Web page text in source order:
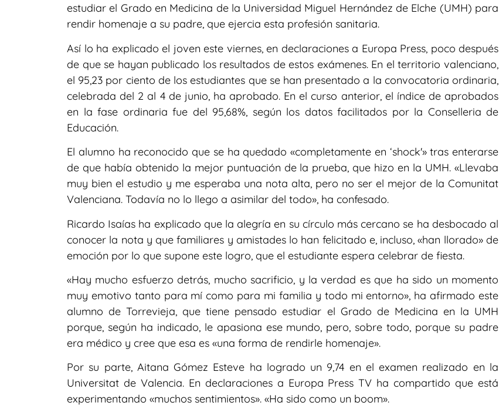
estudiar el Grado en Medicina de la Universidad Miguel Hernández de Elche (UMH) para
rendir homenaje a su padre, que ejercia esta profesión sanitaria.
Así lo ha explicado el joven este viernes, en declaraciones a Europa Press, poco después
de que se hayan publicado los resultados de estos exámenes. En el territorio valenciano,
el 95,23 por ciento de los estudiantes que se han presentado a la convocatoria ordinaria,
celebrada del 2 al 4 de junio, ha aprobado. En el curso anterior, el índice de aprobados
en la fase ordinaria fue del 95,68%, según los datos facilitados por la Conselleria de
Educación.
El alumno ha reconocido que se ha quedado «completamente en ‘shock'» tras enterarse
de que había obtenido la mejor puntuación de la prueba, que hizo en la UMH. «Llevaba
muy bien el estudio y me esperaba una nota alta, pero no ser el mejor de la Comunitat
Valenciana. Todavía no lo llego a asimilar del todo», ha confesado.
Ricardo Isaías ha explicado que la alegría en su círculo más cercano se ha desbocado al
conocer la nota y que familiares y amistades lo han felicitado e, incluso, «han llorado» de
emoción por lo que supone este logro, que el estudiante espera celebrar de fiesta.
«Hay mucho esfuerzo detrás, mucho sacrificio, y la verdad es que ha sido un momento
muy emotivo tanto para mí como para mi familia y todo mi entorno», ha afirmado este
alumno de Torrevieja, que tiene pensado estudiar el Grado de Medicina en la UMH
porque, según ha indicado, le apasiona ese mundo, pero, sobre todo, porque su padre
era médico y cree que esa es «una forma de rendirle homenaje».
Por su parte, Aitana Gómez Esteve ha logrado un 9,74 en el examen realizado en la
Universitat de Valencia. En declaraciones a Europa Press TV ha compartido que está
experimentando «muchos sentimientos». «Ha sido como un boom».